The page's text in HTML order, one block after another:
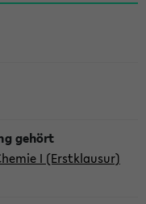
I (Erstklausur)